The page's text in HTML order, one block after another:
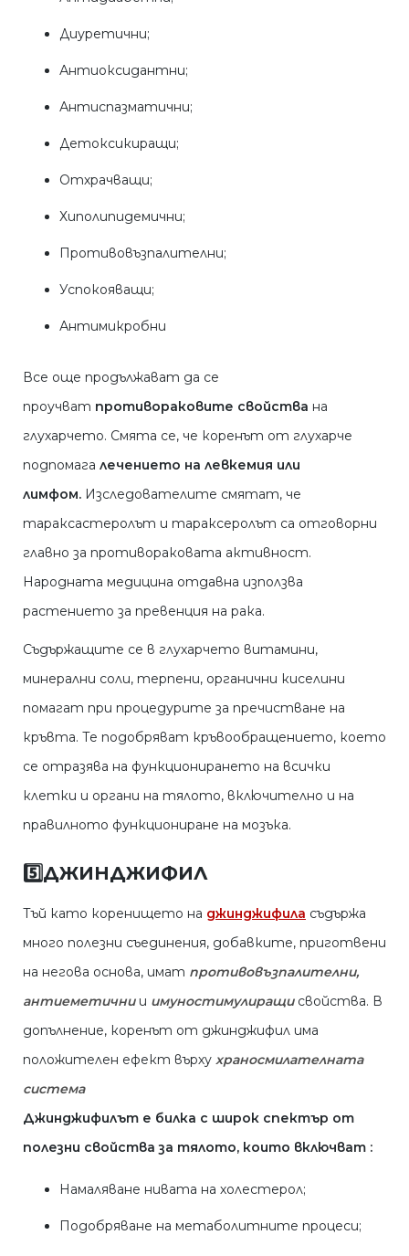
Диуретични;
Антиоксидантни;
Антиспазматични;
Детоксикиращи;
Отхрачващи;
Хиполипидемични;
Противовъзпалителни;
Успокояващи;
Антимикробни
Все още продължават да се
проучват противораковите свойства на
глухарчето. Смята се, че коренът от глухарче
подпомага лечението на левкемия или
лимфом. Изследователите смятат, че
тараксастеролът и тараксеролът са отговорни
главно за противораковата активност.
Народната медицина отдавна използва
растението за превенция на рака.
Съдържащите се в глухарчето витамини,
минерални соли, терпени, органични киселини
помагат при процедурите за пречистване на
кръвта. Те подобряват кръвообращението, което
се отразява на функционирането на всички
клетки и органи на тялото, включително и на
правилното функциониране на мозъка.
5️⃣ДЖИНДЖИФИЛ
Тъй като коренището на джинджифила съдържа
много полезни съединения, добавките, приготвени
на негова основа, имат противовъзпалителни,
антиеметичнии имуностимулиращисвойства. В
допълнение, коренът от джинджифил има
положителен ефект върху храносмилателната
система
Джинджифилът е билка с широк спектър от
полезни свойства за тялото, които включват :
Намаляване нивата на холестерол;
Подобряване на метаболитните процеси;